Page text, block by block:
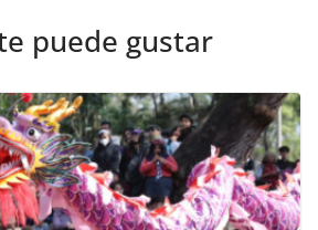
puede gustar